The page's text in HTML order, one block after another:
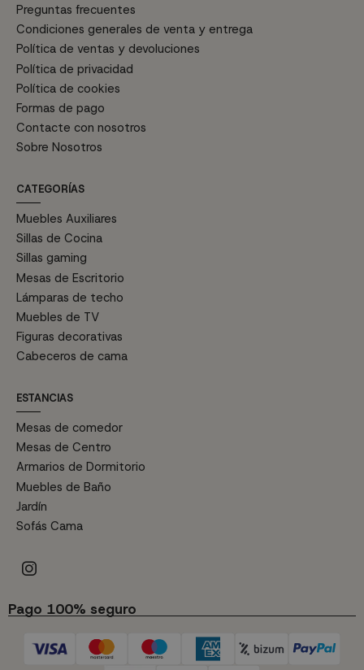
Preguntas frecuentes
Condiciones generales de venta y entrega
Política de ventas y devoluciones
Política de privacidad
Política de cookies
Formas de pago
Contacte con nosotros
Sobre Nosotros
CATEGORÍAS
Muebles Auxiliares
Sillas de Cocina
Sillas gaming
Mesas de Escritorio
Lámparas de techo
Muebles de TV
Figuras decorativas
Cabeceros de cama
ESTANCIAS
Mesas de comedor
Mesas de Centro
Armarios de Dormitorio
Muebles de Baño
Jardín
Sofás Cama
Pago 100% seguro